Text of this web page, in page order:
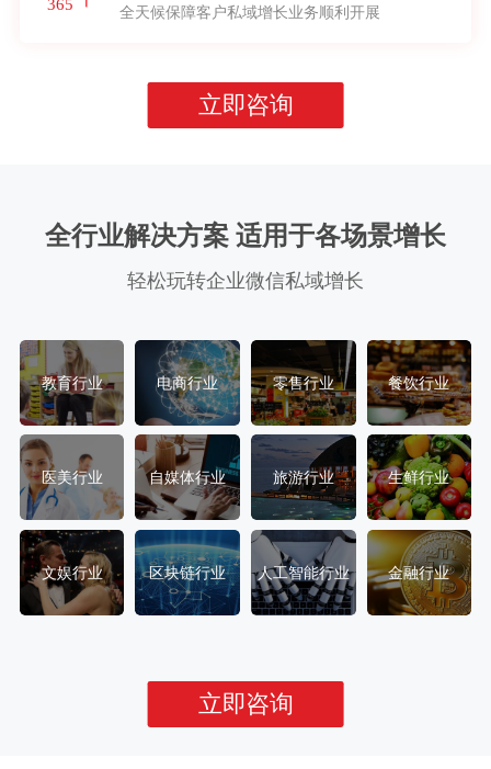
全天候保障客户私域增长业务顺利开展
立即咨询
全行业解决方案 适用于各场景增长
轻松玩转企业微信私域增长
教育行业 电商行业 零售行业 餐饮行业
医美行业 自媒体行业 旅游行业 生鲜行业
文娱行业 区块链行业 人工智能行业 金融行业
立即咨询